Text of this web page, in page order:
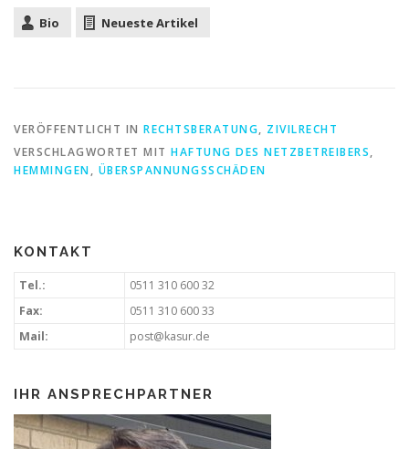
Bio Neueste Artikel
VERÖFFENTLICHT IN RECHTSBERATUNG, ZIVILRECHT
VERSCHLAGWORTET MIT HAFTUNG DES NETZBETREIBERS,
HEMMINGEN, ÜBERSPANNUNGSSCHÄDEN
KONTAKT
Tel.:
0511 310 600 32
Fax:
0511 310 600 33
Mail:
post@kasur.de
IHR ANSPRECHPARTNER